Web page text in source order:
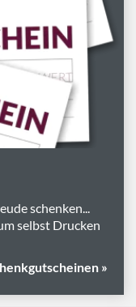
schenken...
selbst Drucken
»